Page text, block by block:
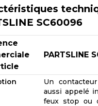
SC60096
PARTSLINE
Un
aussi appelé
feux stop ou